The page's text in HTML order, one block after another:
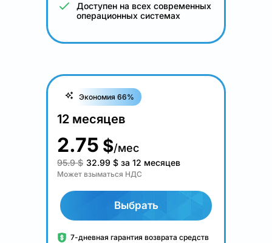
Доступен на всех современных
операционных системах
Экономия 66%
12 месяцев
2.75 $/мес
95.9 $ 32.99 $ за 12 месяцев
Может взыматься НДС
Выбрать
7-дневная гарантия возврата средств